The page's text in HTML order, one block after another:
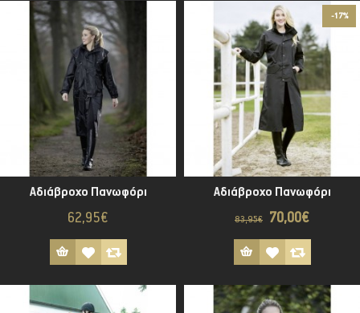
Αδιάβροχο Πανωφόρι
62,95€
-17%
Αδιάβροχο Πανωφόρι
83,95€ 70,00€